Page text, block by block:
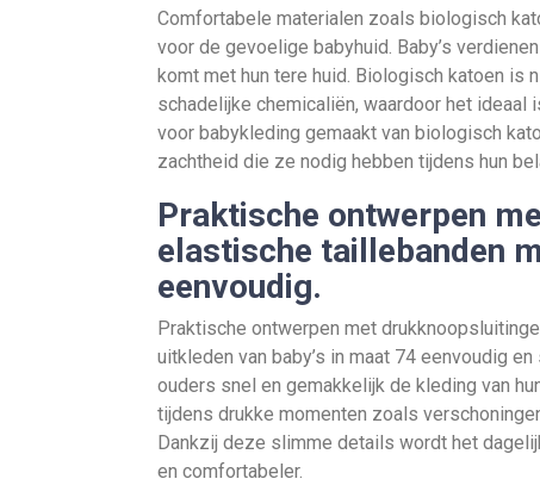
Comfortabele materialen zoals biologisch
voor de gevoelige babyhuid. Baby’s
komt met hun tere huid. Biologisch katoen is
schadelijke chemicaliën, waardoor het ideaal
voor babykleding gemaakt van biologisch
zachtheid die ze nodig hebben tijdens hun
Praktische ontwerpen
elastische taillebanden
eenvoudig.
Praktische ontwerpen met
uitkleden van baby’s in maat 74 eenvoudig
ouders snel en gemakkelijk de kleding van
tijdens drukke momenten zoals
Dankzij deze slimme details wordt het
en comfortabeler.